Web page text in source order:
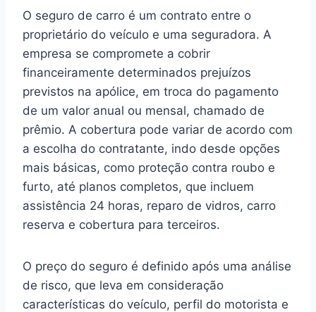
O seguro de carro é um contrato entre o
proprietário do veículo e uma seguradora. A
empresa se compromete a cobrir
financeiramente determinados prejuízos
previstos na apólice, em troca do pagamento
de um valor anual ou mensal, chamado de
prêmio. A cobertura pode variar de acordo com
a escolha do contratante, indo desde opções
mais básicas, como proteção contra roubo e
furto, até planos completos, que incluem
assistência 24 horas, reparo de vidros, carro
reserva e cobertura para terceiros.
O preço do seguro é definido após uma análise
de risco, que leva em consideração
características do veículo, perfil do motorista e